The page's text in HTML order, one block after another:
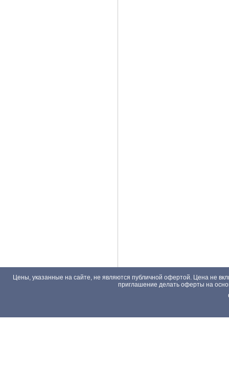
Цены, указанные на сайте, не являются публичной офертой. Цена не
приглашение делать оферты на